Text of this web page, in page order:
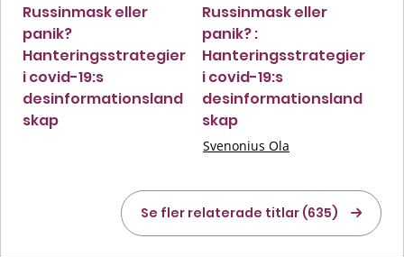
Russinmask eller
panik?
Hanteringsstrategier
i covid-19:s
desinformationsland
skap
Russinmask eller
panik? :
Hanteringsstrategier
i covid-19:s
desinformationsland
skap
Svenonius Ola
Se fler relaterade titlar (635)